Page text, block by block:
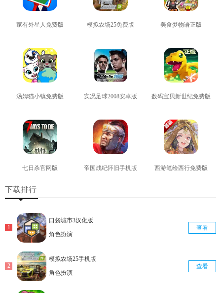
家有外星人免费版 模拟农场25免费版 美食梦物语正版
汤姆猫小镇免费版 实况足球2008安卓版 数码宝贝新世纪免费版
七日杀官网版 帝国战纪怀旧手机版 西游笔绘西行免费版
下载排行
口袋城市3汉化版
角色扮演
查看
模拟农场25手机版
角色扮演
查看